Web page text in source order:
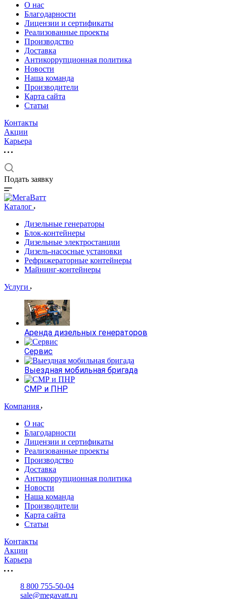
О нас
Благодарности
Лицензии и сертификаты
Реализованные проекты
Производство
Доставка
Антикоррупционная политика
Новости
Наша команда
Производители
Карта сайта
Статьи
Контакты
Акции
Карьера
Подать заявку
Каталог
Дизельные генераторы
Блок-контейнеры
Дизельные электростанции
Дизель-насосные установки
Рефрижераторные контейнеры
Майнинг-контейнеры
Услуги
Аренда дизельных генераторов
Сервис
Выездная мобильная бригада
СМР и ПНР
Компания
О нас
Благодарности
Лицензии и сертификаты
Реализованные проекты
Производство
Доставка
Антикоррупционная политика
Новости
Наша команда
Производители
Карта сайта
Статьи
Контакты
Акции
Карьера
8 800 755-50-04
sale@megavatt.ru